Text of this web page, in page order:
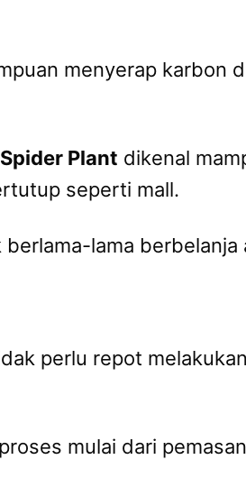
menyerap karbon
Spider Plant dikenal
seperti mall.
lama berbelanja
perlu repot
mulai dari